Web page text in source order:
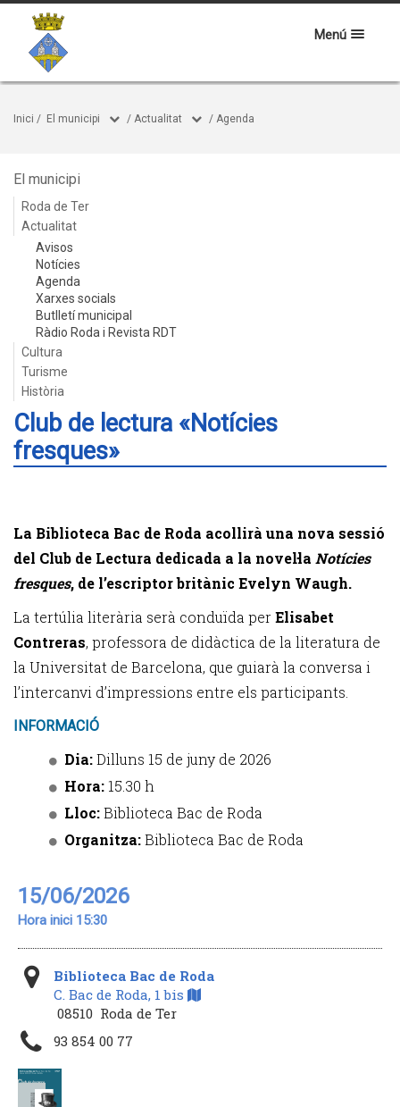
Menú
Inici / El municipi / Actualitat / Agenda
El municipi
Roda de Ter
Actualitat
Avisos
Notícies
Agenda
Xarxes socials
Butlletí municipal
Ràdio Roda i Revista RDT
Cultura
Turisme
Història
Club de lectura «Notícies
fresques»
La Biblioteca Bac de Roda acollirà una nova sessió
del Club de Lectura dedicada a la novel·la Notícies
fresques, de l’escriptor britànic Evelyn Waugh.
La tertúlia literària serà conduïda perElisabet
Contreras, professora de didàctica de la literatura de
la Universitat de Barcelona, que guiarà la conversa i
l’intercanvi d’impressions entre els participants.
INFORMACIÓ
Dia:Dilluns 15 de juny de 2026
Hora: 15.30 h
Lloc:Biblioteca Bac de Roda
Organitza:Biblioteca Bac de Roda
15/06/2026
Hora inici 15:30
Biblioteca Bac de Roda
C. Bac de Roda, 1 bis
08510 Roda de Ter
93 854 00 77